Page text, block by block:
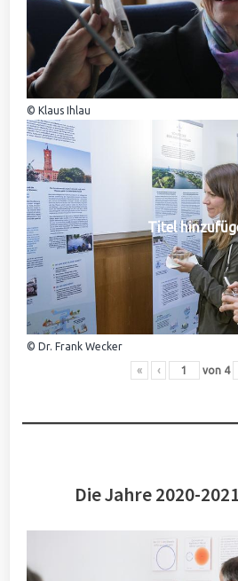
© Klaus Ihlau
Titel
© Dr. Frank Wecker
« ‹ von 4
Die Jahre 2020-